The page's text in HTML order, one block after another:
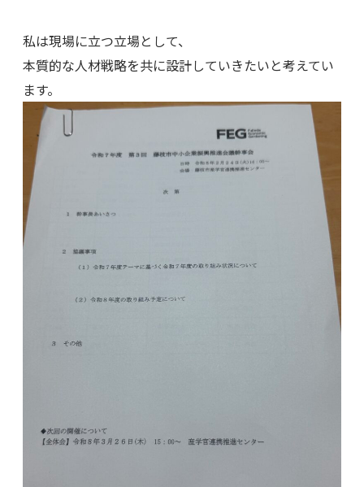
私は現場に立つ立場として、
本質的な人材戦略を共に設計していきたいと考えてい
ます。